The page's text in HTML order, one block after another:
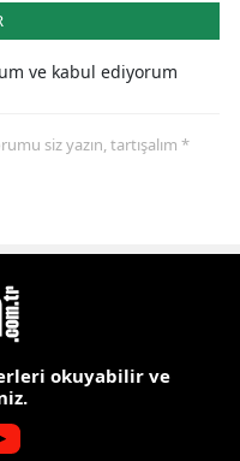
ve kabul ediyorum
siz yazın, tartışalım *
okuyabilir ve